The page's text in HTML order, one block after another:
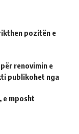
pozitën e
renovimin e
publikohet nga
e mposht